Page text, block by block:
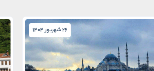
26 شهریور 1404